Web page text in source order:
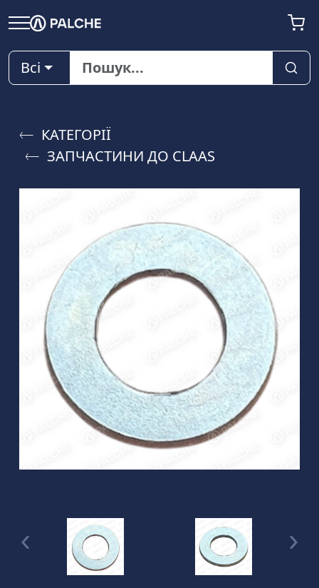
Всі
КАТЕГОРІЇ
ЗАПЧАСТИНИ ДО CLAAS